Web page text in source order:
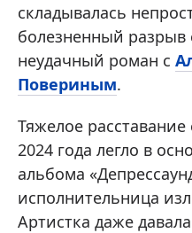
складывалась
болезненный разрыв
неудачный роман с
Повериным.
Тяжелое
2024 года легло в
альбома
исполнительница
Артистка даже